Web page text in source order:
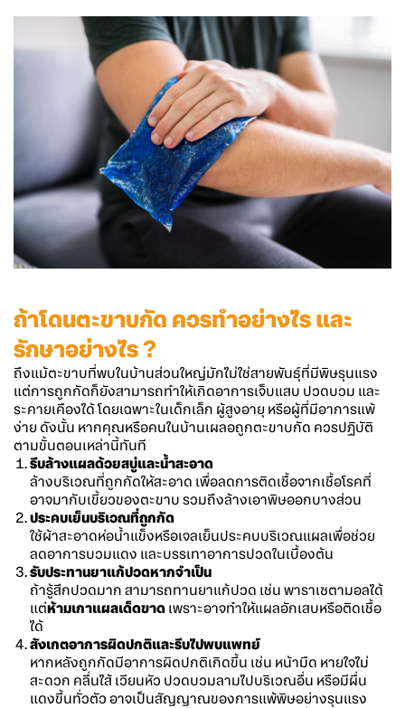
ถ้าโดนตะขาบกัด ควรทำอย่างไร และ
รักษาอย่างไร ?
ถึงแม้ตะขาบที่พบในบ้านส่วนใหญ่มักไม่ใช่สายพันธุ์ที่มีพิษรุนแรง
แต่การถูกกัดก็ยังสามารถทำให้เกิดอาการเจ็บแสบ ปวดบวม และ
ระคายเคืองได้ โดยเฉพาะในเด็กเล็ก ผู้สูงอายุ หรือผู้ที่มีอาการแพ้
ง่าย ดังนั้น หากคุณหรือคนในบ้านเผลอถูกตะขาบกัด ควรปฏิบัติ
ตามขั้นตอนเหล่านี้ทันที
รีบล้างแผลด้วยสบู่และน้ำสะอาด
ล้างบริเวณที่ถูกกัดให้สะอาด เพื่อลดการติดเชื้อจากเชื้อโรคที่
อาจมากับเขี้ยวของตะขาบ รวมถึงล้างเอาพิษออกบางส่วน
ประคบเย็นบริเวณที่ถูกกัด
ใช้ผ้าสะอาดห่อน้ำแข็งหรือเจลเย็นประคบบริเวณแผลเพื่อช่วย
ลดอาการบวมแดง และบรรเทาอาการปวดในเบื้องต้น
รับประทานยาแก้ปวดหากจำเป็น
ถ้ารู้สึกปวดมาก สามารถทานยาแก้ปวด เช่น พาราเซตามอลได้
แต่ห้ามเกาแผลเด็ดขาด เพราะอาจทำให้แผลอักเสบหรือติดเชื้อ
ได้
สังเกตอาการผิดปกติและรีบไปพบแพทย์
หากหลังถูกกัดมีอาการผิดปกติเกิดขึ้น เช่น หน้ามืด หายใจไม่
สะดวก คลื่นไส้ เวียนหัว ปวดบวมลามไปบริเวณอื่น หรือมีผื่น
แดงขึ้นทั่วตัว อาจเป็นสัญญาณของการแพ้พิษอย่างรุนแรง